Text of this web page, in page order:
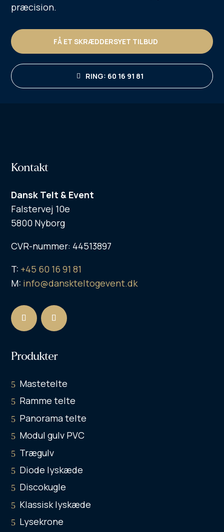
præcision.
FÅ ET SKRÆDDERSYET TILBUD
RING: 60 16 91 81
Kontakt
Dansk Telt & Event
Falstervej 10e
5800 Nyborg
CVR-nummer: 44513897
T: +45 60 16 91 81
M: info@danskteltogevent.dk
Produkter
Mastetelte
Ramme telte
Panorama telte
Modul gulv PVC
Trægulv
Diode lyskæde
Discokugle
Klassisk lyskæde
Lysekrone